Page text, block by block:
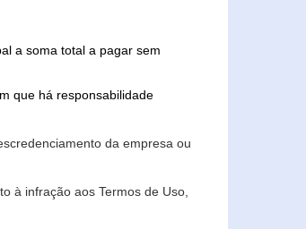
a soma total a pagar sem
que há responsabilidade
da empresa ou
à infração aos Termos de Uso,